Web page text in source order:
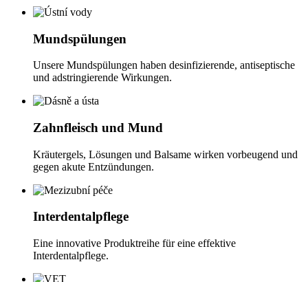
Mundspülungen
Unsere Mundspülungen haben desinfizierende, antiseptische
und adstringierende Wirkungen.
Zahnfleisch und Mund
Kräutergels, Lösungen und Balsame wirken vorbeugend und
gegen akute Entzündungen.
Interdentalpflege
Eine innovative Produktreihe für eine effektive
Interdentalpflege.